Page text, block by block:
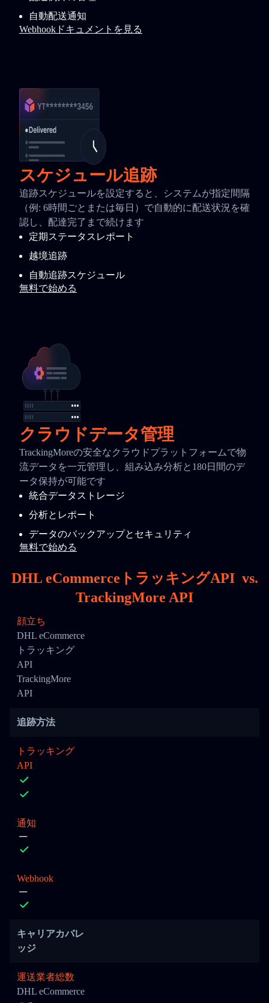
自動配送通知
Webhookドキュメントを見る
スケジュール追跡
追跡スケジュールを設定すると、システムが指定間隔
（例: 6時間ごとまたは毎日）で自動的に配送状況を確
認し、配達完了まで続けます
定期ステータスレポート
越境追跡
自動追跡スケジュール
無料で始める
クラウドデータ管理
TrackingMoreの安全なクラウドプラットフォームで物
流データを一元管理し、組み込み分析と180日間のデ
ータ保持が可能です
統合データストレージ
分析とレポート
データのバックアップとセキュリティ
無料で始める
DHL eCommerceトラッキングAPI vs.
TrackingMore API
顔立ち
DHL eCommerce
トラッキング
API
TrackingMore
API
追跡方法
トラッキング
API
通知
Webhook
キャリアカバレ
ッジ
運送業者総数
DHL eCommerce